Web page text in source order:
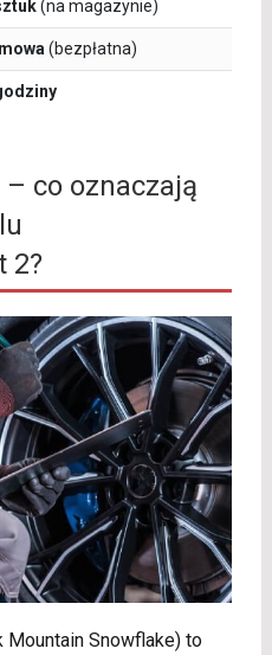
(na magazynie)
(bezpłatna)
– co oznaczają
2?
Mountain Snowflake) to